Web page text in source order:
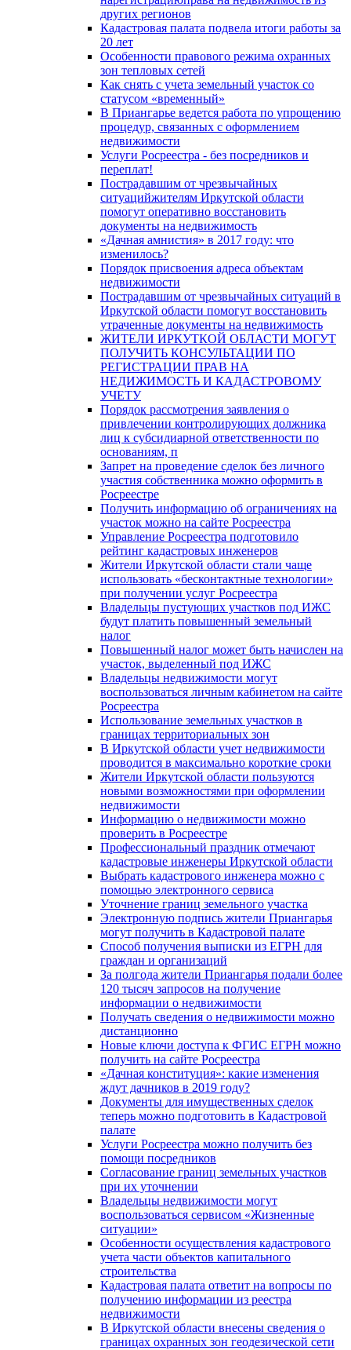
других регионов
Кадастровая палата подвела итоги работы за
20 лет
Особенности правового режима охранных
зон тепловых сетей
Как снять с учета земельный участок со
статусом «временный»
В Приангарье ведется работа по упрощению
процедур, связанных с оформлением
недвижимости
Услуги Росреестра - без посредников и
переплат!
Пострадавшим от чрезвычайных
ситуацийжителям Иркутской области
помогут оперативно восстановить
документы на недвижимость
«Дачная амнистия» в 2017 году: что
изменилось?
Порядок присвоения адреса объектам
недвижимости
Пострадавшим от чрезвычайных ситуаций в
Иркутской области помогут восстановить
утраченные документы на недвижимость
ЖИТЕЛИ ИРКУТКОЙ ОБЛАСТИ МОГУТ
ПОЛУЧИТЬ КОНСУЛЬТАЦИИ ПО
РЕГИСТРАЦИИ ПРАВ НА
НЕДИЖИМОСТЬ И КАДАСТРОВОМУ
УЧЕТУ
Порядок рассмотрения заявления о
привлечении контролирующих должника
лиц к субсидиарной ответственности по
основаниям, п
Запрет на проведение сделок без личного
участия собственника можно оформить в
Росреестре
Получить информацию об ограничениях на
участок можно на сайте Росреестра
Управление Росреестра подготовило
рейтинг кадастровых инженеров
Жители Иркутской области стали чаще
использовать «бесконтактные технологии»
при получении услуг Росреестра
Владельцы пустующих участков под ИЖС
будут платить повышенный земельный
налог
Повышенный налог может быть начислен на
участок, выделенный под ИЖС
Владельцы недвижимости могут
воспользоваться личным кабинетом на сайте
Росреестра
Использование земельных участков в
границах территориальных зон
В Иркутской области учет недвижимости
проводится в максимально короткие сроки
Жители Иркутской области пользуются
новыми возможностями при оформлении
недвижимости
Информацию о недвижимости можно
проверить в Росреестре
Профессиональный праздник отмечают
кадастровые инженеры Иркутской области
Выбрать кадастрового инженера можно с
помощью электронного сервиса
Уточнение границ земельного участка
Электронную подпись жители Приангарья
могут получить в Кадастровой палате
Способ получения выписки из ЕГРН для
граждан и организаций
За полгода жители Приангарья подали более
120 тысяч запросов на получение
информации о недвижимости
Получать сведения о недвижимости можно
дистанционно
Новые ключи доступа к ФГИС ЕГРН можно
получить на сайте Росреестра
«Дачная конституция»: какие изменения
ждут дачников в 2019 году?
Документы для имущественных сделок
теперь можно подготовить в Кадастровой
палате
Услуги Росреестра можно получить без
помощи посредников
Согласование границ земельных участков
при их уточнении
Владельцы недвижимости могут
воспользоваться сервисом «Жизненные
ситуации»
Особенности осуществления кадастрового
учета части объектов капитального
строительства
Кадастровая палата ответит на вопросы по
получению информации из реестра
недвижимости
В Иркутской области внесены сведения о
границах охранных зон геодезической сети